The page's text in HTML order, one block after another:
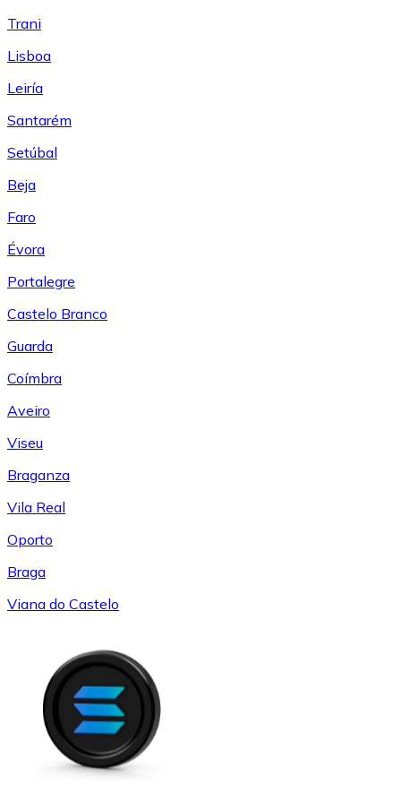
Trani
Lisboa
Leiría
Santarém
Setúbal
Beja
Faro
Évora
Portalegre
Castelo Branco
Guarda
Coímbra
Aveiro
Viseu
Braganza
Vila Real
Oporto
Braga
Viana do Castelo